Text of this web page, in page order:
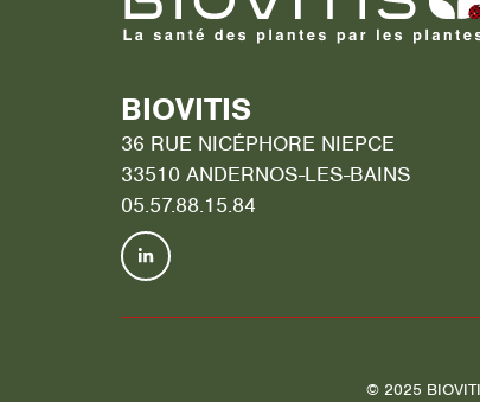
BIOVITIS
36 RUE NICÉPHORE NIEPCE
33510 ANDERNOS-LES-BAINS
05.57.88.15.84
© 2025